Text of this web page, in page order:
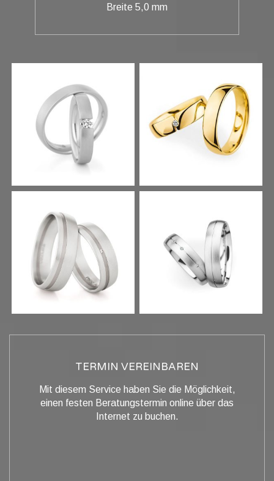
Breite 5,0 mm
TERMIN VEREINBAREN
Mit diesem Service haben Sie die Möglichkeit,
einen festen Beratungstermin online über das
Internet zu buchen.